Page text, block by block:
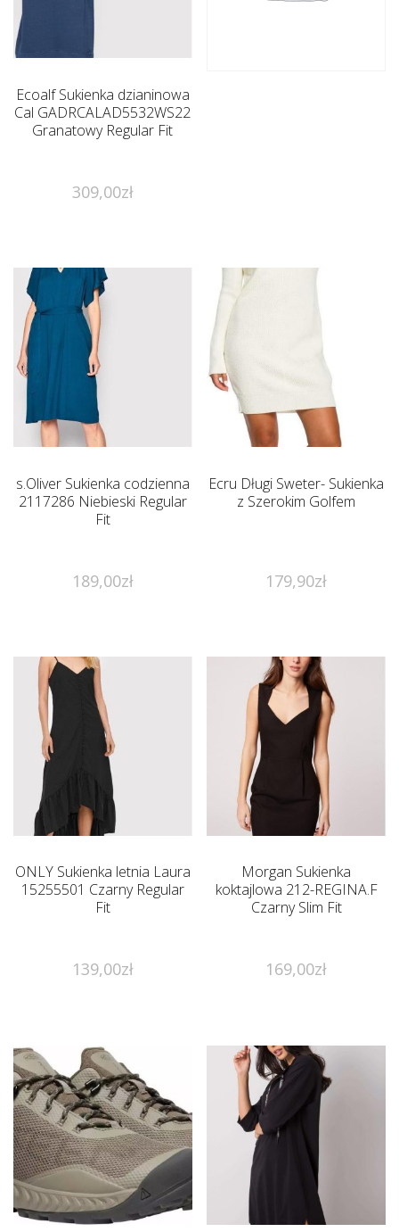
Ecoalf Sukienka dzianinowa
Cal GADRCALAD5532WS22
Granatowy Regular Fit
309,00zł
s.Oliver Sukienka codzienna
2117286 Niebieski Regular
Fit
189,00zł
Ecru Długi Sweter- Sukienka
z Szerokim Golfem
179,90zł
ONLY Sukienka letnia Laura
15255501 Czarny Regular
Fit
139,00zł
Morgan Sukienka
koktajlowa 212-REGINA.F
Czarny Slim Fit
169,00zł